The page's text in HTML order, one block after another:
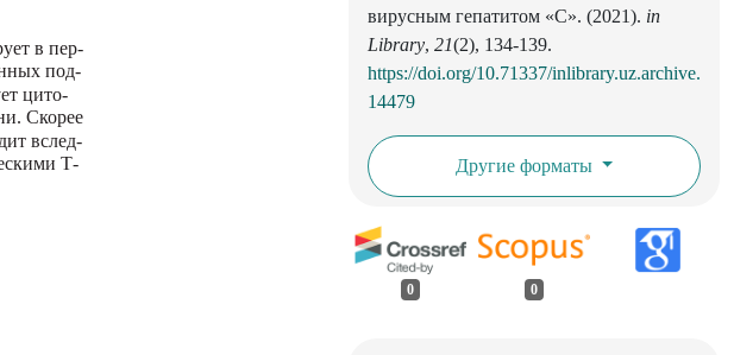
в пер-
под-
цито-
Скорее
вслед-
Т-
вирусным гепатитом «С». (2021). in
Library, 21(2), 134-139.
https://doi.org/10.71337/inlibrary.uz.archive.
14479
Другие форматы
0 0